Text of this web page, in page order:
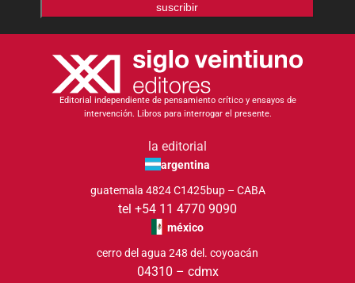
suscribir
Editorial independiente de pensamiento crítico y ensayos de
intervención. Libros para interrogar el presente.
la editorial
argentina
guatemala 4824 C1425bup – CABA
tel +54 11 4770 9090
méxico
cerro del agua 248 del. coyoacán
04310 – cdmx